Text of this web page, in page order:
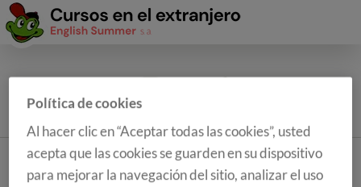
Política de cookies
Al hacer clic en “Aceptar todas las cookies”, usted
acepta que las cookies se guarden en su dispositivo
para mejorar la navegación del sitio, analizar el uso